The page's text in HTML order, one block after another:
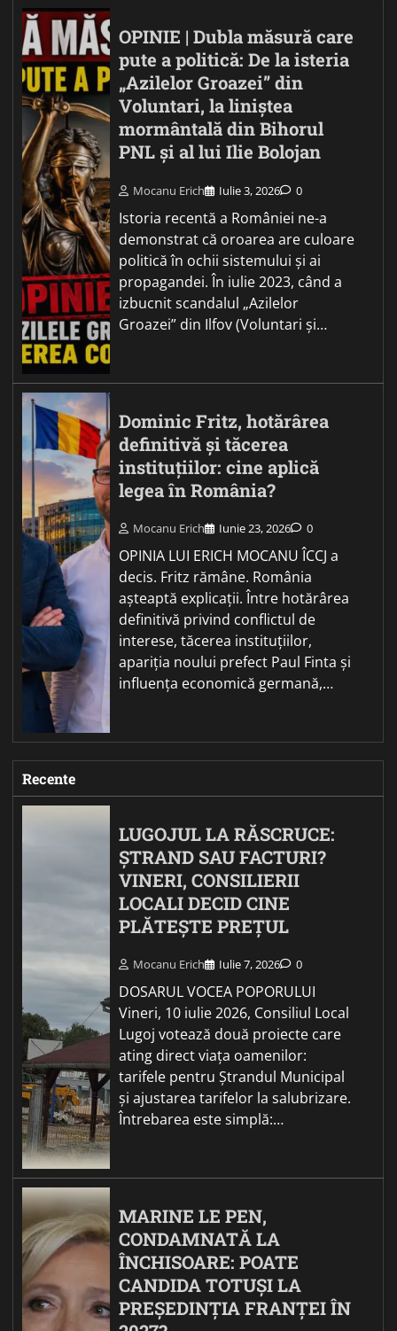
OPINIE | Dubla măsură care
pute a politică: De la isteria
„Azilelor Groazei” din
Voluntari, la liniștea
mormântală din Bihorul
PNL și al lui Ilie Bolojan
Mocanu Erich Iulie 3, 2026 0
Istoria recentă a României ne-a
demonstrat că oroarea are culoare
politică în ochii sistemului și ai
propagandei. În iulie 2023, când a
izbucnit scandalul „Azilelor
Groazei” din Ilfov (Voluntari și…
Dominic Fritz, hotărârea
definitivă și tăcerea
instituțiilor: cine aplică
legea în România?
Mocanu Erich Iunie 23, 2026 0
OPINIA LUI ERICH MOCANU ÎCCJ a
decis. Fritz rămâne. România
așteaptă explicații. Între hotărârea
definitivă privind conflictul de
interese, tăcerea instituțiilor,
apariția noului prefect Paul Finta și
influența economică germană,…
Recente
LUGOJUL LA RĂSCRUCE:
ȘTRAND SAU FACTURI?
VINERI, CONSILIERII
LOCALI DECID CINE
PLĂTEȘTE PREȚUL
Mocanu Erich Iulie 7, 2026 0
DOSARUL VOCEA POPORULUI
Vineri, 10 iulie 2026, Consiliul Local
Lugoj votează două proiecte care
ating direct viața oamenilor:
tarifele pentru Ștrandul Municipal
și ajustarea tarifelor la salubrizare.
Întrebarea este simplă:…
MARINE LE PEN,
CONDAMNATĂ LA
ÎNCHISOARE: POATE
CANDIDA TOTUȘI LA
PREȘEDINȚIA FRANȚEI ÎN